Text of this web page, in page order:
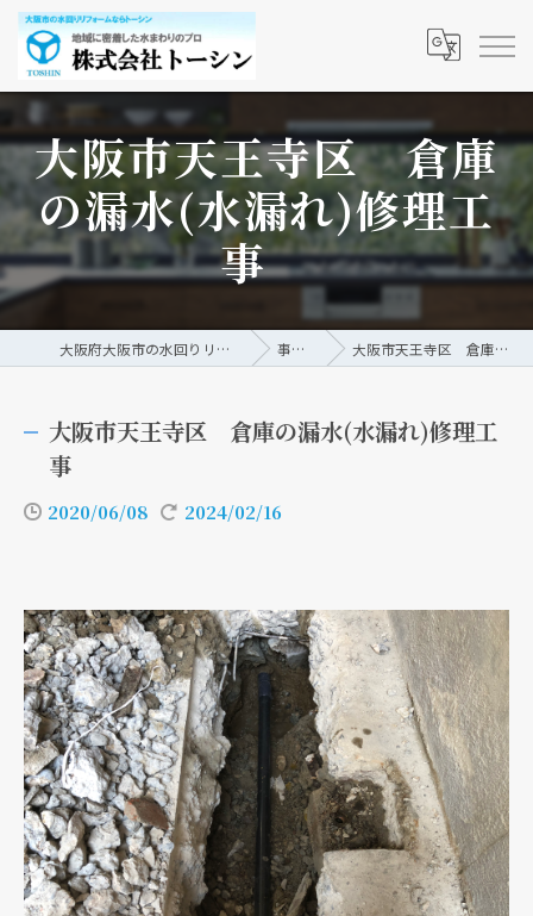
大阪市天王寺区 倉庫
の漏水(水漏れ)修理工
事
大阪府大阪市の水回りリフォームなら株式会社トーシン 事例/ブログ 大阪市天王寺区 倉庫の漏水(水漏れ)修理工事
大阪市天王寺区 倉庫の漏水(水漏れ)修理工
事
2020/06/08 2024/02/16